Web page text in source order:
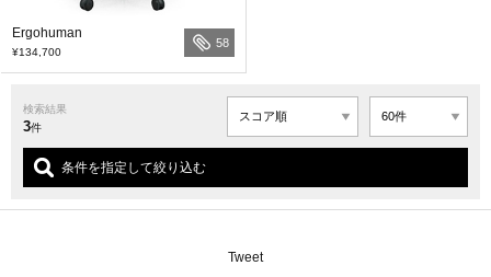
Ergohuman
¥134,700
58
検索結果
3件
条件を指定して絞り込む
Tweet